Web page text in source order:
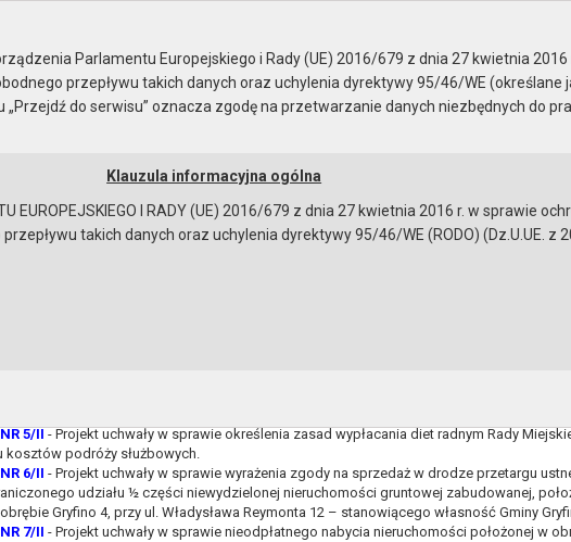
Instrukcja korzystania Dostępność
5/II - Projekt uchwały w sprawie określenia zasad wypłacania diet radnym Rady
kosztów podróży służbowych.
6/II - Projekt uchwały w sprawie wyrażenia zgody na sprzedaż w drodze przetargu
udziału ½ części niewydzielonej nieruchomości gruntowej zabudowanej,
Gryfino 4, przy ul. Władysława Reymonta 12 – stanowiącego własność Gminy
7/II - Projekt uchwały w sprawie nieodpłatnego nabycia nieruchomości położonej w
Parlamentu Europejskiego i Rady (UE) 2016/679 z dnia 27 kwietnia
przepływu takich danych oraz uchylenia dyrektywy 95/46/WE (określane
do serwisu” oznacza zgodę na przetwarzanie danych niezbędnych do
Klauzula informacyjna ogólna
EUROPEJSKIEGO I RADY (UE) 2016/679 z dnia 27 kwietnia 2016 r. w sprawie
takich danych oraz uchylenia dyrektywy 95/46/WE (RODO) (Dz.U.UE. z
przepisami prawa w celu:
a w szczególności ustawy z dnia 8 marca 1990 r. o samorządzie gminnym (Dz.U.
a także obowiązków i zadań zleconych przez instytucje nadrzędne wobec